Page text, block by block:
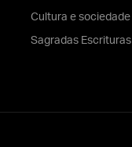
Cultura e sociedade
Sagradas Escrituras